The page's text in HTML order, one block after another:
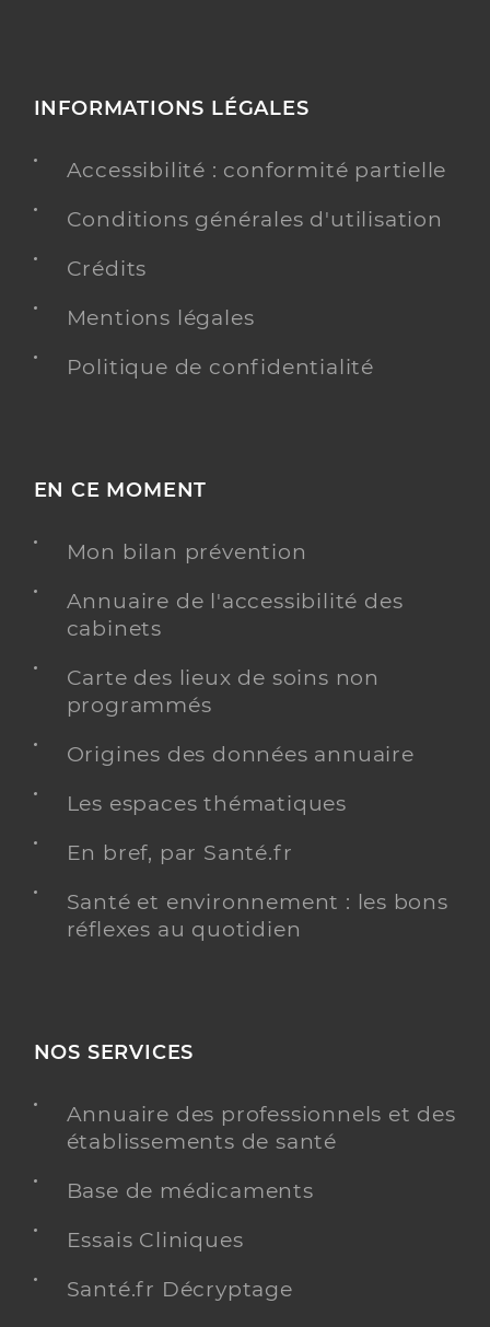
INFORMATIONS LÉGALES
Accessibilité : conformité partielle
Conditions générales d'utilisation
Crédits
Mentions légales
Politique de confidentialité
EN CE MOMENT
Mon bilan prévention
Annuaire de l'accessibilité des
cabinets
Carte des lieux de soins non
programmés
Origines des données annuaire
Les espaces thématiques
En bref, par Santé.fr
Santé et environnement : les bons
réflexes au quotidien
NOS SERVICES
Annuaire des professionnels et des
établissements de santé
Base de médicaments
Essais Cliniques
Santé.fr Décryptage